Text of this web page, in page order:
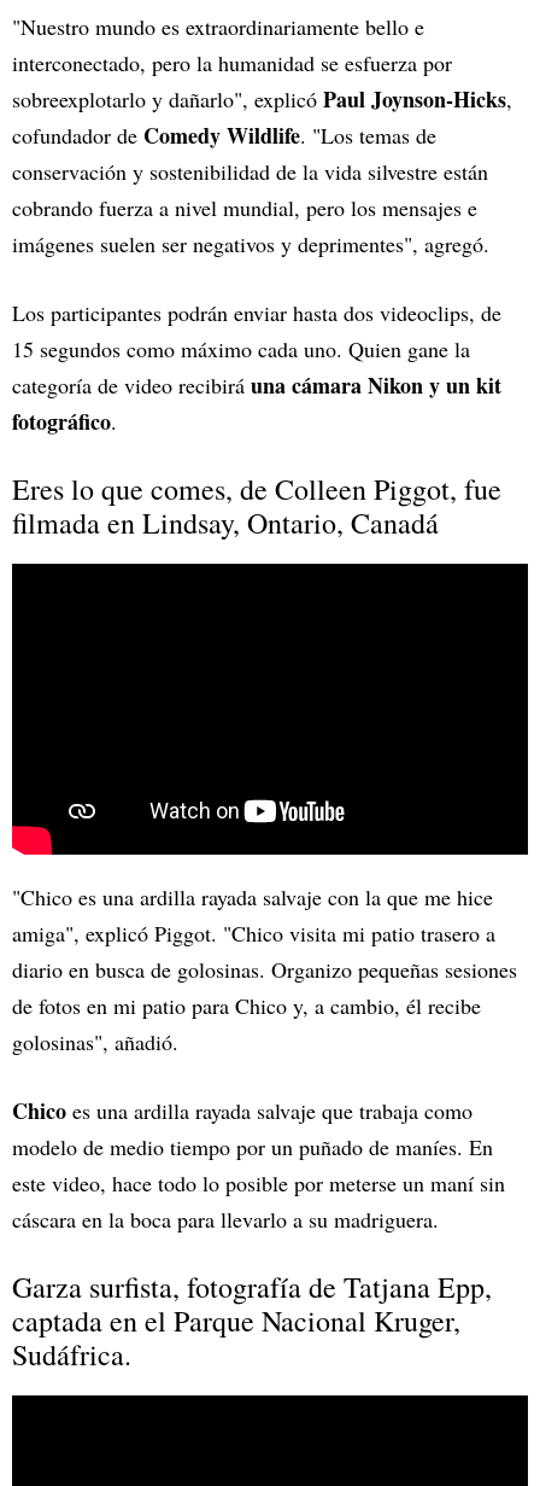
"Nuestro mundo es extraordinariamente bello e
interconectado, pero la humanidad se esfuerza por
sobreexplotarlo y dañarlo", explicó Paul Joynson-Hicks,
cofundador de Comedy Wildlife. "Los temas de
conservación y sostenibilidad de la vida silvestre están
cobrando fuerza a nivel mundial, pero los mensajes e
imágenes suelen ser negativos y deprimentes", agregó.
Los participantes podrán enviar hasta dos videoclips, de
15 segundos como máximo cada uno. Quien gane la
categoría de video recibirá una cámara Nikon y un kit
fotográfico.
Eres lo que comes, de Colleen Piggot, fue
filmada en Lindsay, Ontario, Canadá
"Chico es una ardilla rayada salvaje con la que me hice
amiga", explicó Piggot. "Chico visita mi patio trasero a
diario en busca de golosinas. Organizo pequeñas sesiones
de fotos en mi patio para Chico y, a cambio, él recibe
golosinas", añadió.
Chico es una ardilla rayada salvaje que trabaja como
modelo de medio tiempo por un puñado de maníes. En
este video, hace todo lo posible por meterse un maní sin
cáscara en la boca para llevarlo a su madriguera.
Garza surfista, fotografía de Tatjana Epp,
captada en el Parque Nacional Kruger,
Sudáfrica.